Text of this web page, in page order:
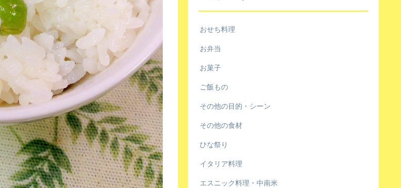
おせち料理
お弁当
お菓子
ご飯もの
その他の目的・シーン
その他の食材
ひな祭り
イタリア料理
エスニック料理・中南米